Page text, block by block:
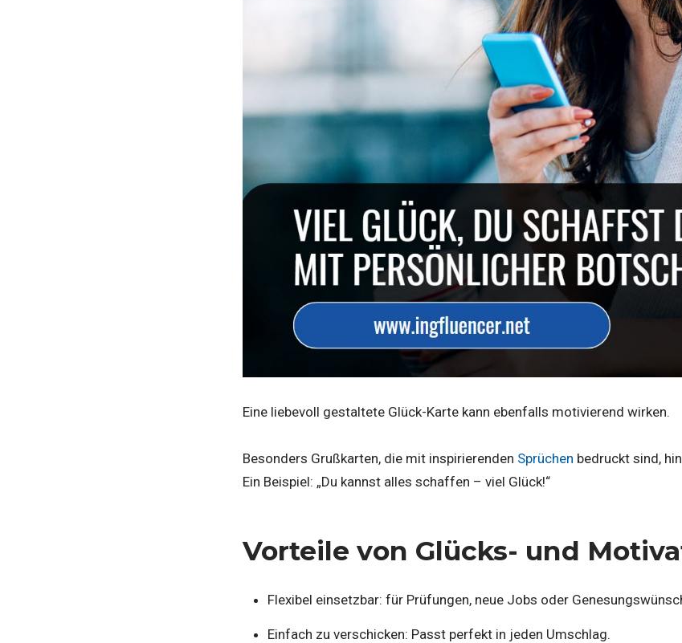
Eine liebevoll gestaltete Glück-Karte kann ebenfalls motivierend wirken.
Besonders Grußkarten, die mit inspirierenden Sprüchen bedruckt sind,
Ein Beispiel: „Du kannst alles schaffen – viel Glück!“
Vorteile von Glücks- und
Flexibel einsetzbar: für Prüfungen, neue Jobs oder
Einfach zu verschicken: Passt perfekt in jeden Umschlag.